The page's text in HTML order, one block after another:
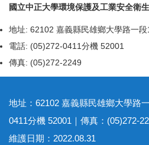
國立中正大學環境保護及工業安全衛
地址: 62102 嘉義縣民雄鄉大學路一段
電話: (05)272-0411分機 52001
傳真: (05)272-2249
地址：62102 嘉義縣民雄鄉大學路
0411分機 52001｜傳真：(05)272-
維護日期：2022.08.31